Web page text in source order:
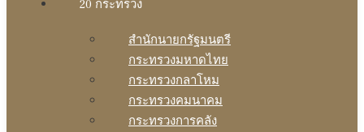
20 กระทรวง
สํานักนายกรัฐมนตรี
กระทรวงมหาดไทย
กระทรวงกลาโหม
กระทรวงคมนาคม
กระทรวงการคลัง